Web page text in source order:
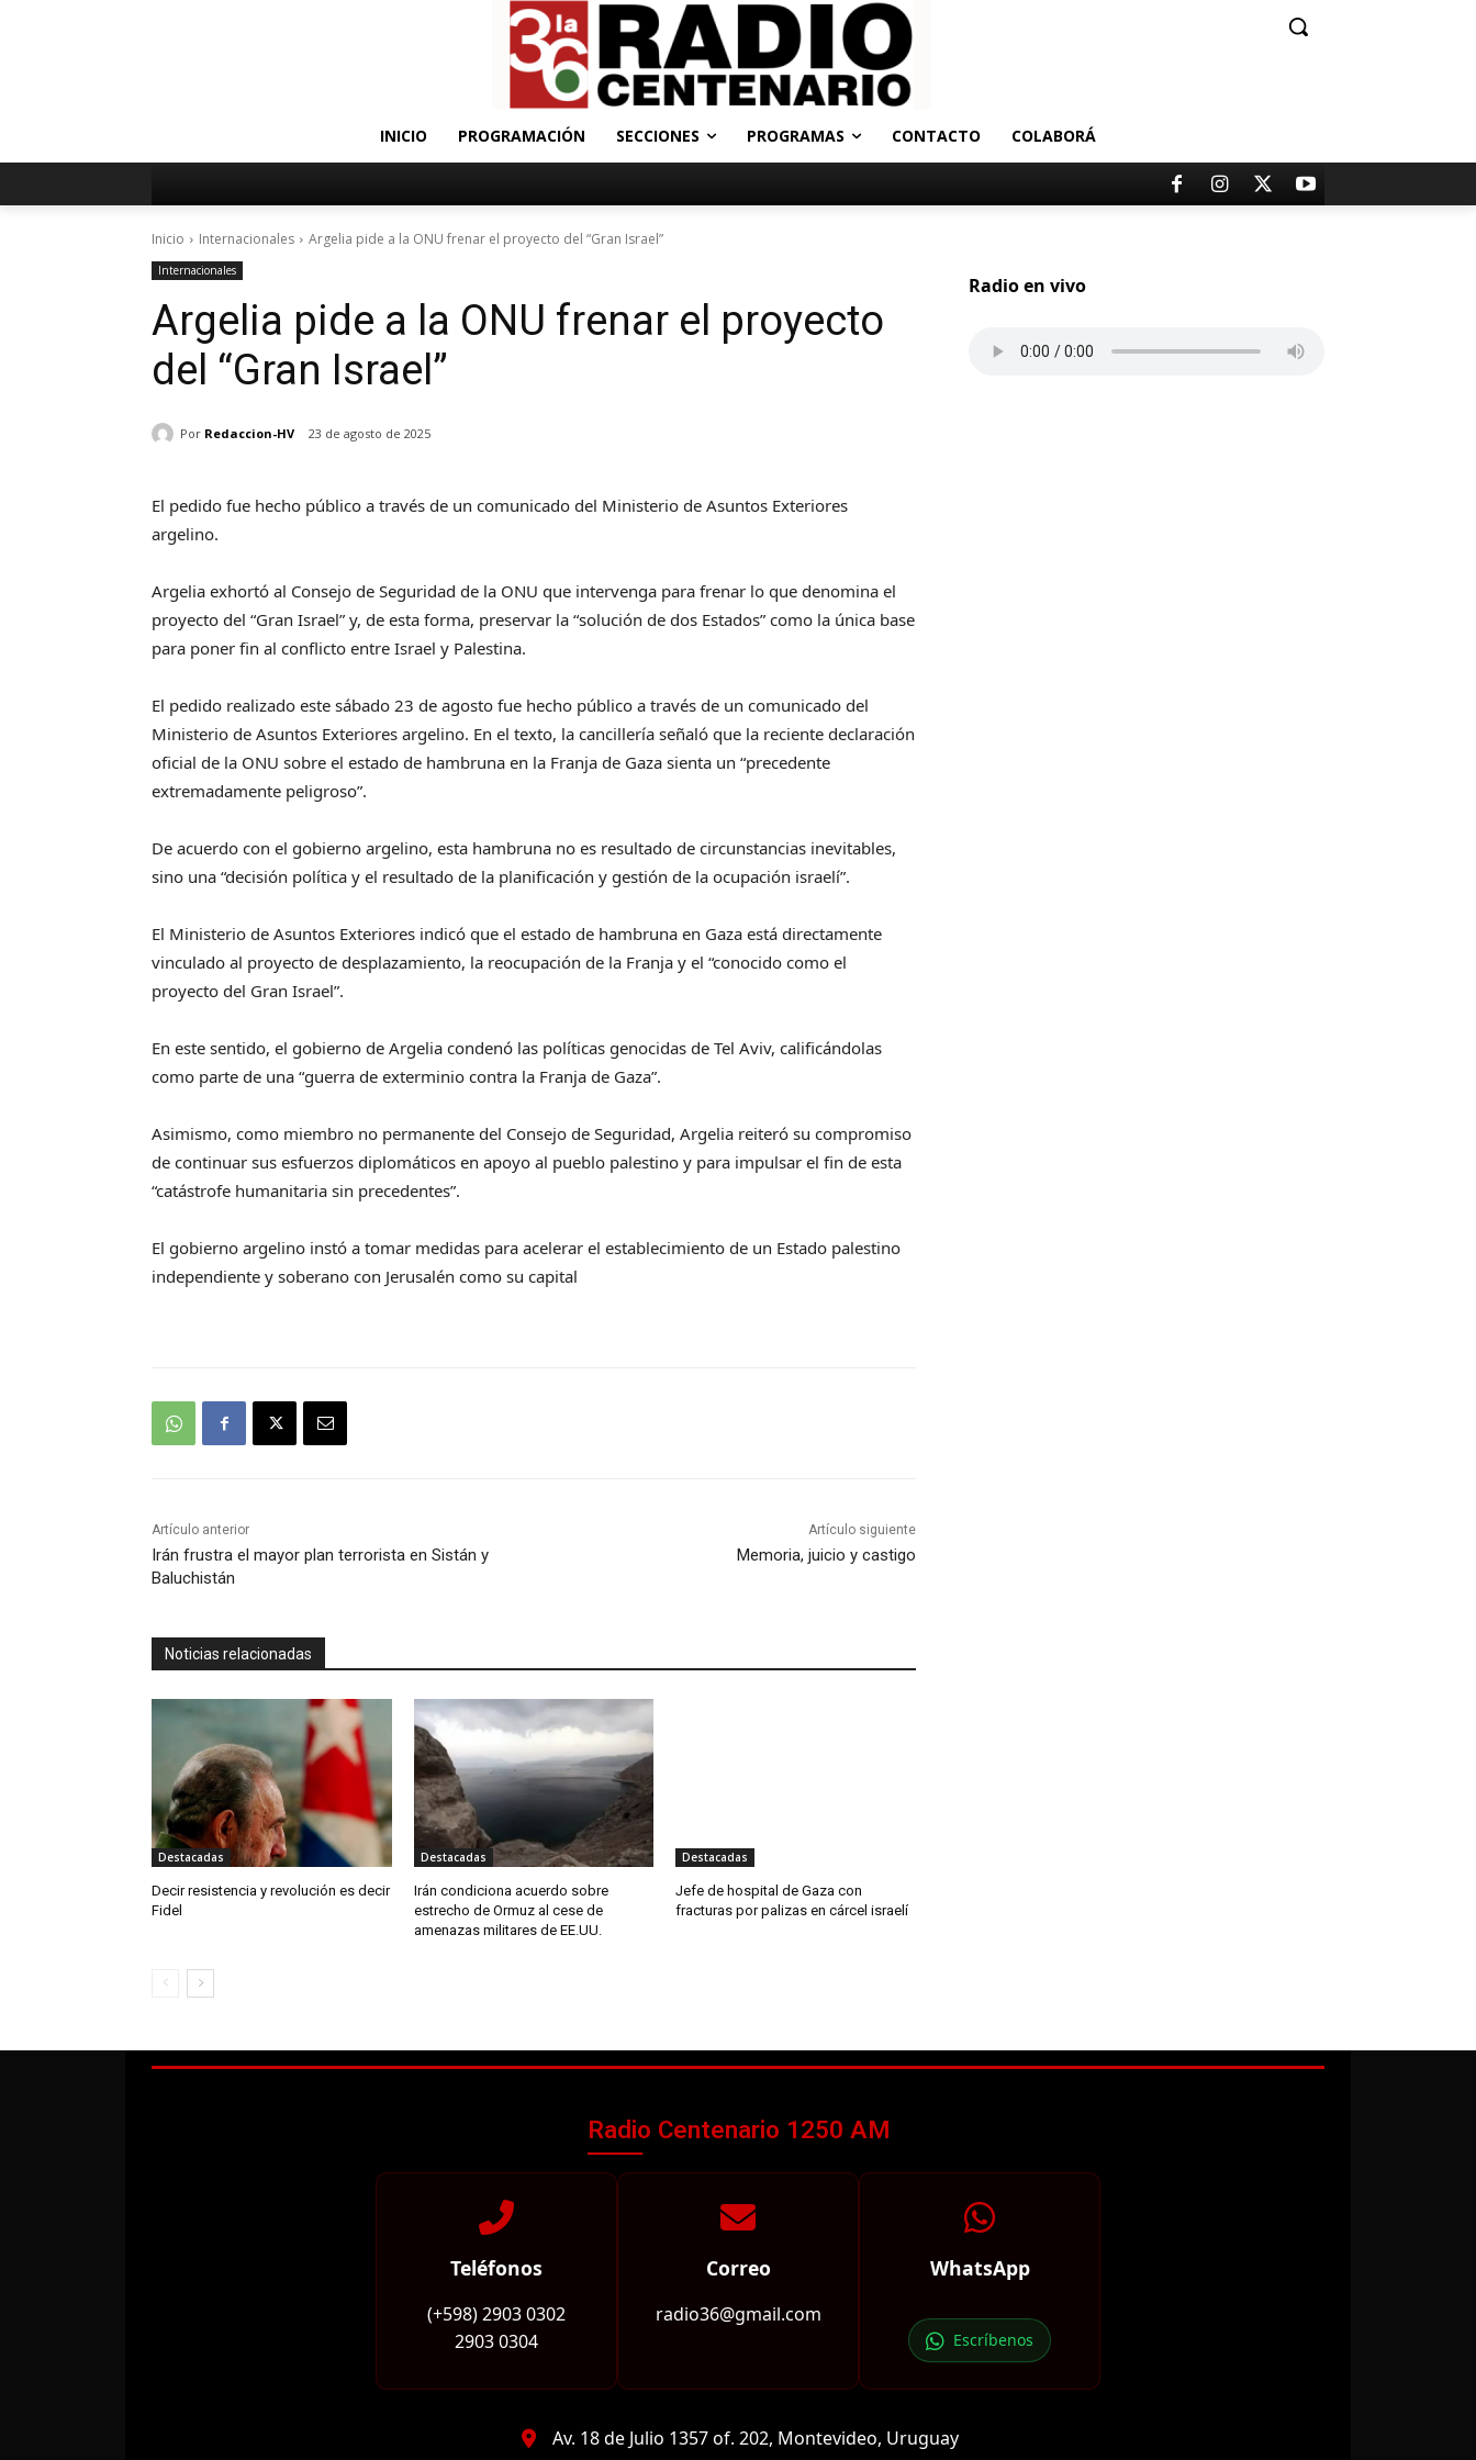
INICIO PROGRAMACIÓN SECCIONES PROGRAMAS CONTACTO COLABORÁ
Inicio Internacionales Argelia pide a la ONU frenar el proyecto del “Gran Israel”
Internacionales
Argelia pide a la ONU frenar el proyecto
del “Gran Israel”
Por Redaccion-HV 23 de agosto de 2025
El pedido fue hecho público a través de un comunicado del Ministerio de Asuntos Exteriores
argelino.
Argelia exhortó al Consejo de Seguridad de la ONU que intervenga para frenar lo que denomina el
proyecto del “Gran Israel” y, de esta forma, preservar la “solución de dos Estados” como la única base
para poner fin al conflicto entre Israel y Palestina.
El pedido realizado este sábado 23 de agosto fue hecho público a través de un comunicado del
Ministerio de Asuntos Exteriores argelino. En el texto, la cancillería señaló que la reciente declaración
oficial de la ONU sobre el estado de hambruna en la Franja de Gaza sienta un “precedente
extremadamente peligroso”.
De acuerdo con el gobierno argelino, esta hambruna no es resultado de circunstancias inevitables,
sino una “decisión política y el resultado de la planificación y gestión de la ocupación israelí”.
El Ministerio de Asuntos Exteriores indicó que el estado de hambruna en Gaza está directamente
vinculado al proyecto de desplazamiento, la reocupación de la Franja y el “conocido como el
proyecto del Gran Israel”.
En este sentido, el gobierno de Argelia condenó las políticas genocidas de Tel Aviv, calificándolas
como parte de una “guerra de exterminio contra la Franja de Gaza”.
Asimismo, como miembro no permanente del Consejo de Seguridad, Argelia reiteró su compromiso
de continuar sus esfuerzos diplomáticos en apoyo al pueblo palestino y para impulsar el fin de esta
“catástrofe humanitaria sin precedentes”.
El gobierno argelino instó a tomar medidas para acelerar el establecimiento de un Estado palestino
independiente y soberano con Jerusalén como su capital
Artículo anterior
Irán frustra el mayor plan terrorista en Sistán y
Baluchistán
Artículo siguiente
Memoria, juicio y castigo
Noticias relacionadas
Destacadas
Decir resistencia y revolución es decir
Fidel
Destacadas
Irán condiciona acuerdo sobre
estrecho de Ormuz al cese de
amenazas militares de EE.UU.
Destacadas
Jefe de hospital de Gaza con
fracturas por palizas en cárcel israelí
Radio en vivo
Radio Centenario 1250 AM
Teléfonos
(+598) 2903 0302
2903 0304
Correo
radio36@gmail.com
WhatsApp
Escríbenos
Av. 18 de Julio 1357 of. 202, Montevideo, Uruguay